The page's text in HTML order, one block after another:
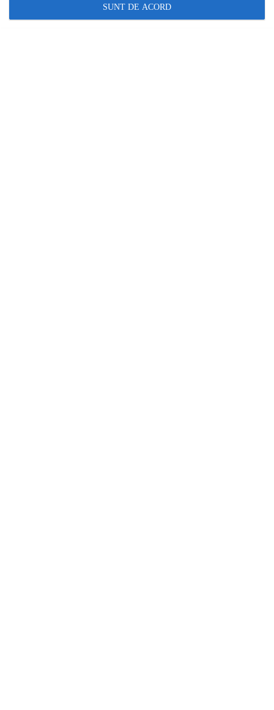
Curatare suprafete piatra naturala, curatare travertin,
SUNT DE ACORD